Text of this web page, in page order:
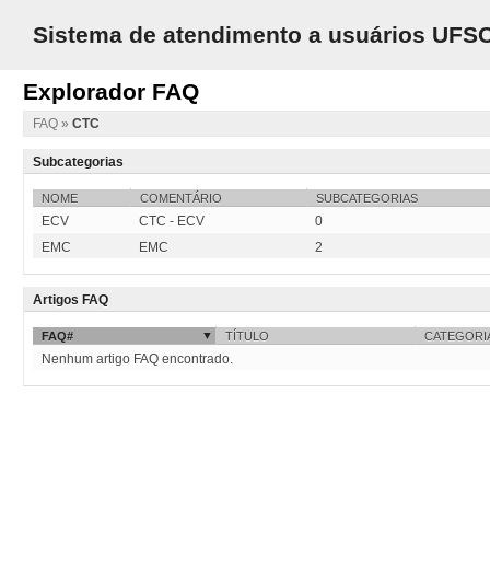
Sistema de atendimento a usuários
Explorador FAQ
FAQ » CTC
Subcategorias
NOME COMENTÁRIO SUBCATEGORIAS
ECV CTC - ECV
0
EMC
EMC 2
Artigos FAQ
FAQ# TÍTULO
Nenhum artigo FAQ encontrado.